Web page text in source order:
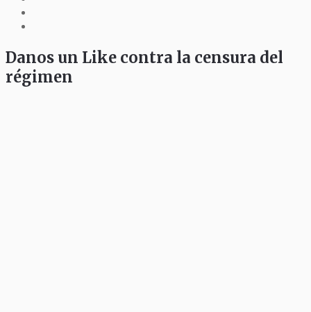
Danos un Like contra la censura del
régimen